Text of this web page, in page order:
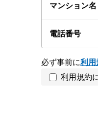
マンション名
電話番号
必ず事前に利用
利用規約